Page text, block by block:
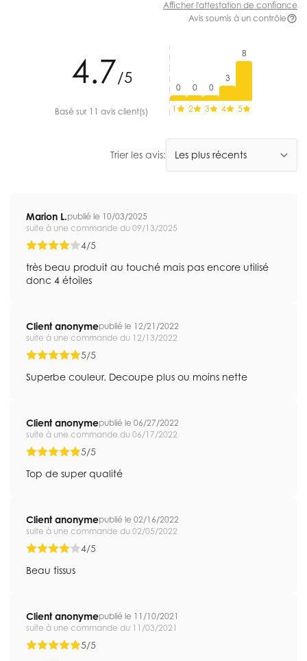
Afficher l'attestation de confiance
Avis soumis à un contrôle
4.7/5
Basé sur 11 avis client(s)
0
1
0
2
0
3
3
4
8
5
Trier les avis:
Marion L.publié le 10/03/2025
suite à une commande du 09/13/2025
4/5
très beau produit au touché mais pas encore utilisé
donc 4 étoiles
Client anonymepublié le 12/21/2022
suite à une commande du 12/13/2022
5/5
Superbe couleur. Decoupe plus ou moins nette
Client anonymepublié le 06/27/2022
suite à une commande du 06/17/2022
5/5
Top de super qualité
Client anonymepublié le 02/16/2022
suite à une commande du 02/05/2022
4/5
Beau tissus
Client anonymepublié le 11/10/2021
suite à une commande du 11/03/2021
5/5